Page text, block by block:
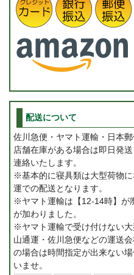
配送について
佐川急便・ヤマト運輸・日本
店舗在庫がある場合は即日発
連絡いたします。
※基本的に寝具類は大型荷物
運での配送となります。
※ヤマト運輸は【12-14時】が
が加わりました。
※ヤマト運輸で受け付けない
山通運・佐川急便などの運送
の場合は時間指定が出来ない
いませ。